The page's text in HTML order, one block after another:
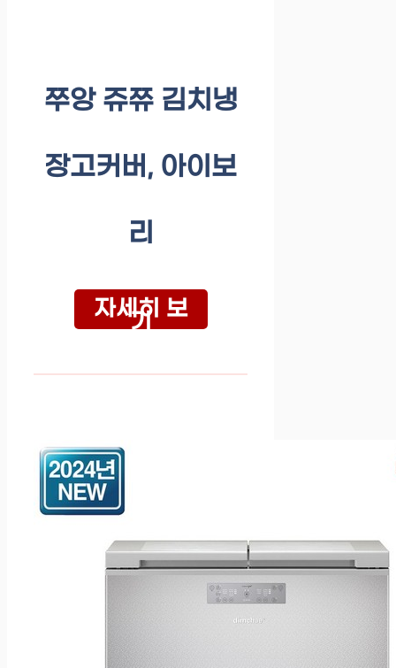
쭈앙 쥬쮸 김치냉
장고커버, 아이보
리
자세히 보
기